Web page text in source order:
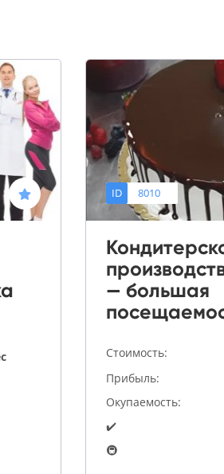
ID 8010
— большая
Стоимость:
Прибыль:
Окупаемость:
✔️
🚇